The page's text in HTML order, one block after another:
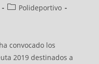
Polideportivo
convocado los
2019 destinados a